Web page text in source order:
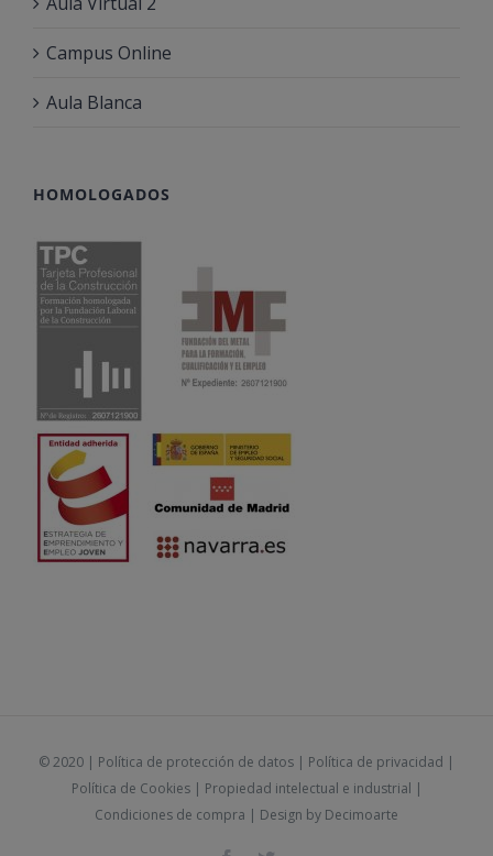
Campus Online
Aula Blanca
HOMOLOGADOS
© 2020 | Política de protección de datos | Política de privacidad |
Política de Cookies| Propiedad intelectual e industrial |
Condiciones de compra | Design by Decimoarte